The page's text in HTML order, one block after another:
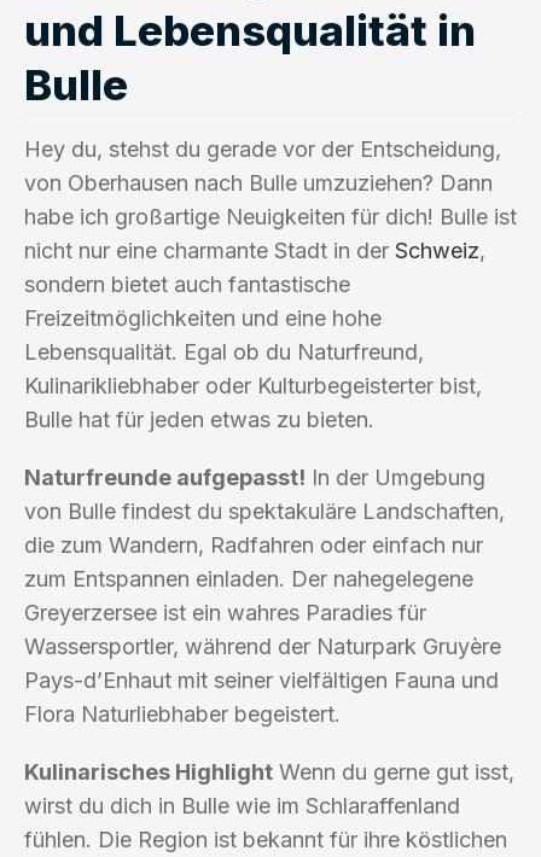
und Lebensqualität in
Bulle
Hey du, stehst du gerade vor der Entscheidung,
von Oberhausen nach Bulle umzuziehen? Dann
habe ich großartige Neuigkeiten für dich! Bulle ist
nicht nur eine charmante Stadt in der Schweiz,
sondern bietet auch fantastische
Freizeitmöglichkeiten und eine hohe
Lebensqualität. Egal ob du Naturfreund,
Kulinarikliebhaber oder Kulturbegeisterter bist,
Bulle hat für jeden etwas zu bieten.
Naturfreunde aufgepasst! In der Umgebung
von Bulle findest du spektakuläre Landschaften,
die zum Wandern, Radfahren oder einfach nur
zum Entspannen einladen. Der nahegelegene
Greyerzersee ist ein wahres Paradies für
Wassersportler, während der Naturpark Gruyère
Pays-d’Enhaut mit seiner vielfältigen Fauna und
Flora Naturliebhaber begeistert.
Kulinarisches Highlight Wenn du gerne gut isst,
wirst du dich in Bulle wie im Schlaraffenland
fühlen. Die Region ist bekannt für ihre köstlichen